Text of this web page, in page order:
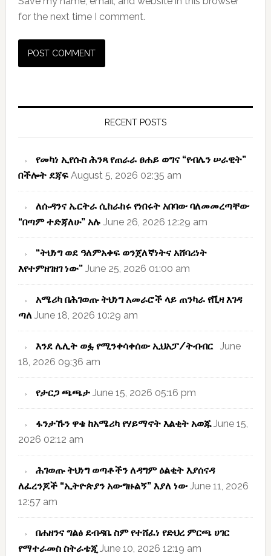
for the next time I comment.
RECENT POSTS
የመካነ ኢየሱስ ሕንጻ የጠራራ ፀሐይ ወግና “የብሌን ሠራዊት”
በችሎት ደጃፍ August 5, 2026 02:35 am
ለሱዳንና ኤርትራ ሲከራከሩ የነበሩት አበባው ባለመመረጣቸው
“በጣም ተድጃለሁ” አሉ June 26, 2026 12:29 am
“ትህነግ ወደ ዓለምአቀፍ ወንጀለኛነትና አሸባሪነት
እየተምዘገዘገ ነው” June 25, 2026 01:00 am
አሜሪካ በሕገወጡ ትህነግ አመራሮች ላይ ጠንካራ የቪዛ እገዳ
ጣለ June 18, 2026 10:29 am
እንደ ሌሊት ወፏ የሚንቀሳቀሰው ኢህአፓ/ትብብር June
18, 2026 09:36 am
የታርጋ ጫጫታ June 15, 2026 05:16 pm
ፋንታኹን ዋቄ ከአሜሪካ የሃይማኖት እልቂት አወጁ June 15,
2026 02:12 am
ሕገወጡ ትህነግ ወጣቶችን ለዳግም ዕልቂት እያሰናዳ
ለፈረንጆች “ኢትዮጵያን አውግዙልኝ” እያለ ነው June 11, 2026
12:57 am
በሐዘንና ግልፅ ደብዳቤ ስም የተሸፈነ የድህረ ምርጫ ሀገር
የማተራመስ ስትራቴጂ June 10, 2026 12:19 am